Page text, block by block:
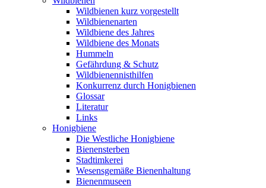
Wildbienen kurz vorgestellt
Wildbienenarten
Wildbiene des Jahres
Wildbiene des Monats
Hummeln
Gefährdung & Schutz
Wildbienennisthilfen
Konkurrenz durch Honigbienen
Glossar
Literatur
Links
Honigbiene
Die Westliche Honigbiene
Bienensterben
Stadtimkerei
Wesensgemäße Bienenhaltung
Bienenmuseen